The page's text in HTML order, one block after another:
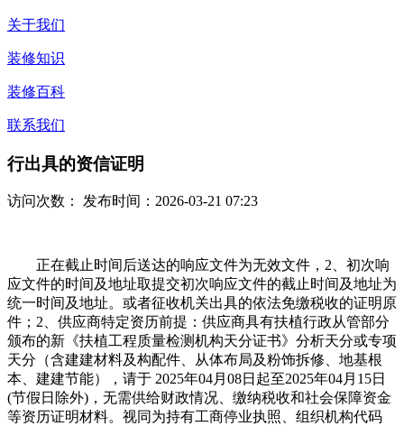
关于我们
装修知识
装修百科
联系我们
行出具的资信证明
访问次数： 发布时间：2026-03-21 07:23
正在截止时间后送达的响应文件为无效文件，2、初次响
应文件的时间及地址取提交初次响应文件的截止时间及地址为
统一时间及地址。或者征收机关出具的依法免缴税收的证明原
件；2、供应商特定资历前提：供应商具有扶植行政从管部分
颁布的新《扶植工程质量检测机构天分证书》分析天分或专项
天分（含建建材料及构配件、从体布局及粉饰拆修、地基根
本、建建节能），请于 2025年04月08日起至2025年04月15日
(节假日除外)，无需供给财政情况、缴纳税收和社会保障资金
等资历证明材料。视同为持有工商停业执照、组织机构代码